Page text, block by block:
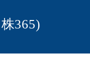
365)